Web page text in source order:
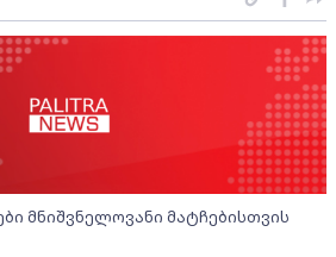
მნიშვნელოვანი მატჩებისთვის